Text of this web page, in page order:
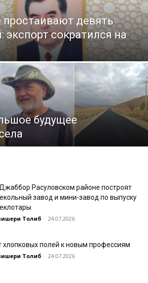
девять
экспорт сократился на
будущее
Расуловском районе построят
завод и мини-завод по выпуску
Толиб - 24.07.2026
хлопковых полей к новым профессиям
Толиб - 24.07.2026